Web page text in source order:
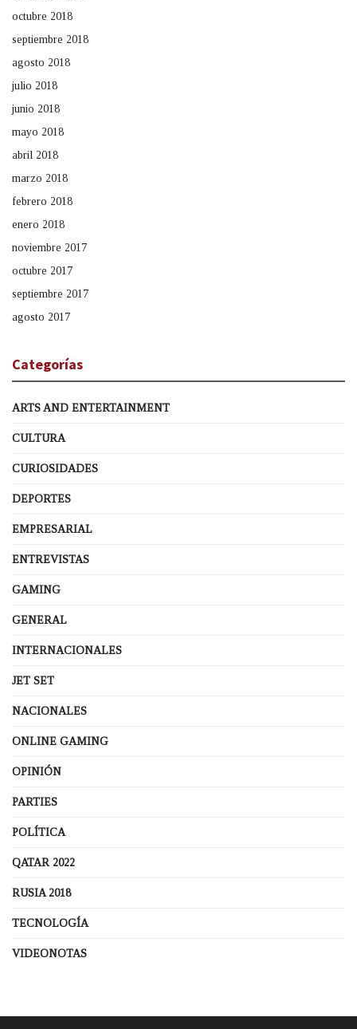
octubre 2018
septiembre 2018
agosto 2018
julio 2018
junio 2018
mayo 2018
abril 2018
marzo 2018
febrero 2018
enero 2018
noviembre 2017
octubre 2017
septiembre 2017
agosto 2017
Categorías
ARTS AND ENTERTAINMENT
CULTURA
CURIOSIDADES
DEPORTES
EMPRESARIAL
ENTREVISTAS
GAMING
GENERAL
INTERNACIONALES
JET SET
NACIONALES
ONLINE GAMING
OPINIÓN
PARTIES
POLÍTICA
QATAR 2022
RUSIA 2018
TECNOLOGÍA
VIDEONOTAS